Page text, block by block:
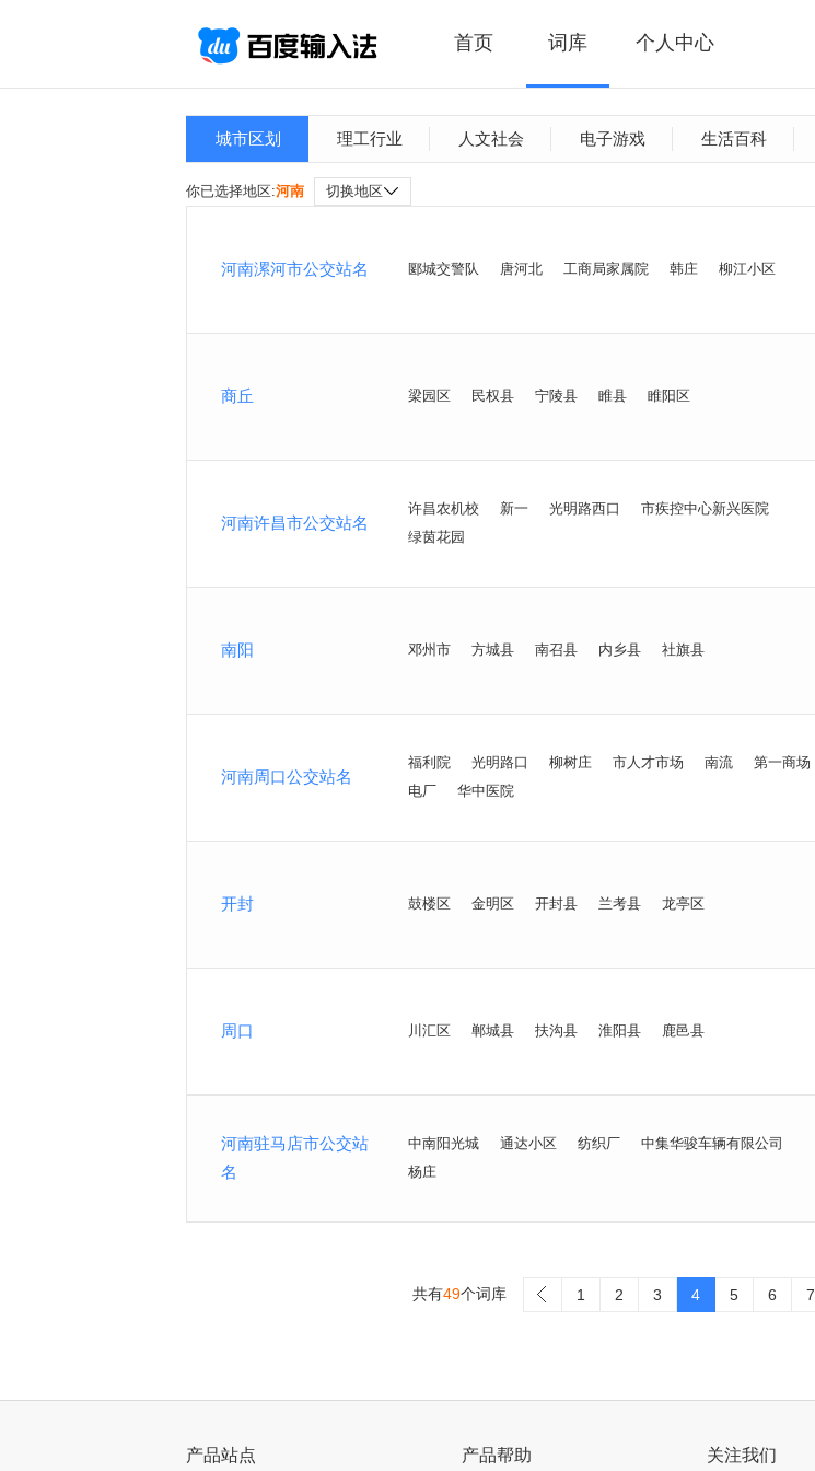
首页 词库 个人中心
城市区划 理工行业 人文社会 电子游戏 生活百科
你已选择地区:河南 切换地区
河南漯河市公交站名 郾城交警队 唐河北 工商局家属院 韩庄 柳江小区
商丘 梁园区 民权县 宁陵县 睢县 睢阳区
河南许昌市公交站名
许昌农机校 新一 光明路西口
市疾控中心新兴医院
绿茵花园
南阳 邓州市 方城县 南召县 内乡县 社旗县
河南周口公交站名
福利院 光明路口 柳树庄 市人才市场 南流
第一商场
电厂
华中医院
开封 鼓楼区 金明区 开封县 兰考县 龙亭区
周口 川汇区 郸城县 扶沟县 淮阳县 鹿邑县
河南驻马店市公交站
名
中南阳光城 通达小区 纺织厂
中集华骏车辆有限公司
杨庄
共有49个词库 1 2 3 4 5 6 7
产品站点 产品帮助 关注我们